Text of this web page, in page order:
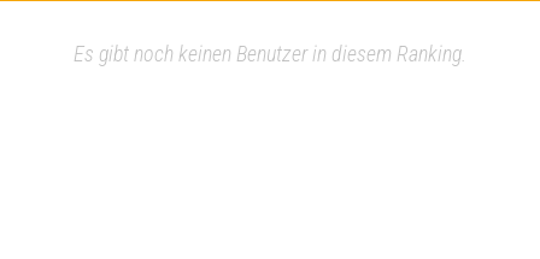
Es gibt noch keinen Benutzer in diesem Ranking.